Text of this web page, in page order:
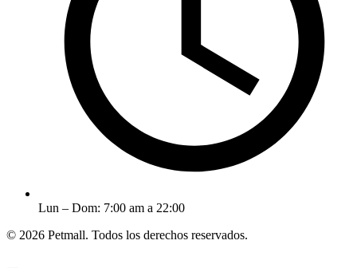
Lun – Dom: 7:00 am a 22:00
© 2026 Petmall. Todos los derechos reservados.